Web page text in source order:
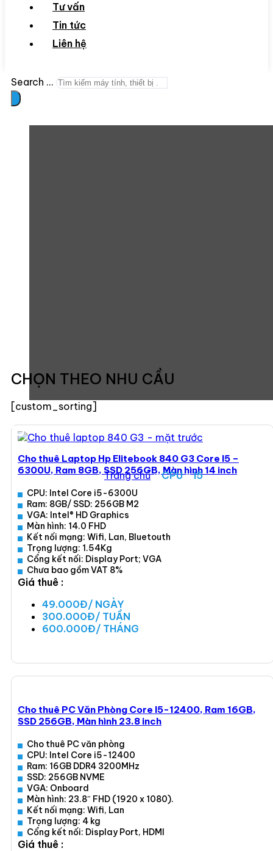
Tư vấn
Tin tức
Liên hệ
Search ...
I5
Trang chủ»CPU»I5
CHỌN THEO NHU CẦU
[custom_sorting]
Cho thuê Laptop Hp Elitebook 840 G3 Core I5 –
6300U, Ram 8GB, SSD 256GB, Màn hình 14 inch
CPU: Intel Core i5-6300U
Ram: 8GB/ SSD: 256GB M2
VGA: Intel® HD Graphics
Màn hình: 14.0 FHD
Kết nối mạng: Wifi, Lan, Bluetouth
Trọng lượng: 1.54Kg
Cổng kết nối: Display Port; VGA
Chưa bao gồm VAT 8%
Giá thuê :
49.000Đ/ NGÀY
300.000Đ/ TUẦN
600.000Đ/ THÁNG
Cho thuê PC Văn Phòng Core I5-12400, Ram 16GB,
SSD 256GB, Màn hình 23.8 inch
Cho thuê PC văn phòng
CPU: Intel Core i5-12400
Ram: 16GB DDR4 3200MHz
SSD: 256GB NVME
VGA: Onboard
Màn hình: 23.8″ FHD (1920 x 1080).
Kết nối mạng: Wifi, Lan
Trọng lượng: 4 kg
Cổng kết nối: Display Port, HDMI
Giá thuê :